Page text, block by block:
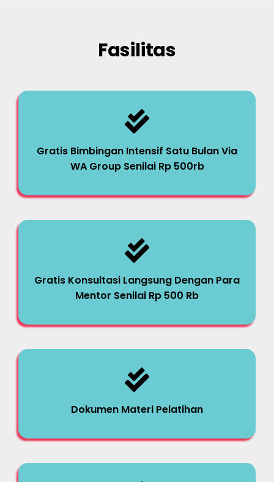
Fasilitas
Gratis Bimbingan Intensif Satu Bulan Via
WA Group Senilai Rp 500rb
Gratis Konsultasi Langsung Dengan Para
Mentor Senilai Rp 500 Rb
Dokumen Materi Pelatihan